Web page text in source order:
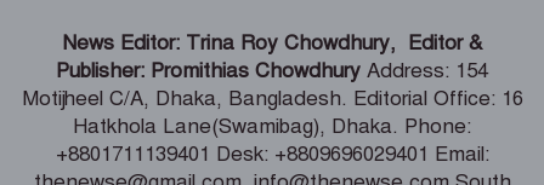
শিগগিরই শুরু হবে তিস্তা মহাপরিকল্পনা
বাস্তবায়নের কাজ – পানি সম্পদ মন্ত্রী
সংবাদপত্র সমাজের দর্পণ – মৎস্য ও
প্রাণিসম্পদ প্রতিমন্ত্রী
News Editor: Trina Roy Chowdhury, Editor &
Publisher: Promithias Chowdhury Address: 154
Motijheel C/A, Dhaka, Bangladesh. Editorial Office: 16
Hatkhola Lane(Swamibag), Dhaka. Phone:
+8801711139401 Desk: +8809696029401 Email: